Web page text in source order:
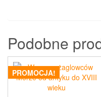
Podobne
PROMOCJA!